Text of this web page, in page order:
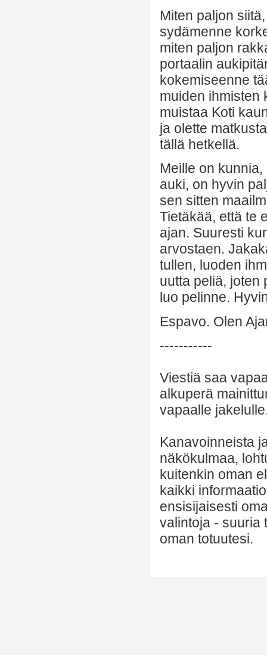
Miten paljon
sydämenne
miten paljon
portaalin
kokemiseenne
muiden ihmisten
muistaa Koti
ja olette
tällä hetkellä.
Meille on
auki, on hyvin
sen sitten
Tietäkää, että te
ajan. Suuresti
arvostaen.
tullen, luoden
uutta peliä, joten
luo pelinne.
Espavo. Olen
-----------
Viestiä saa
alkuperä
vapaalle
Kanavoinneista
näkökulmaa,
kuitenkin oman
kaikki
ensisijaisesti
valintoja - suuria
oman totuutesi.